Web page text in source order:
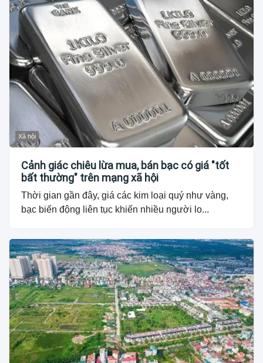
Xã hội
Cảnh giác chiêu lừa mua, bán bạc có giá "tốt
bất thường" trên mạng xã hội
Thời gian gần đây, giá các kim loại quý như vàng,
bạc biến động liên tục khiến nhiều người lo...